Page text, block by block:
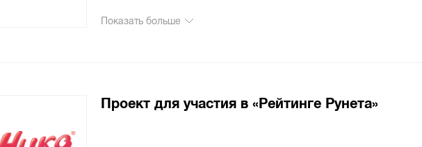
Показать больше
Проект для участия в «Рейтинге Рунета»